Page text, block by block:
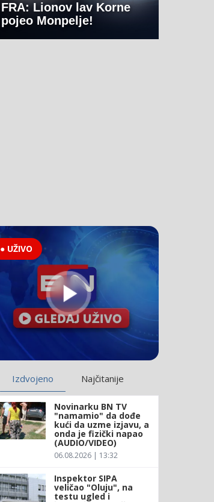
FRA: Lionov lav Korne
pojeo Monpelje!
● UŽIVO
Izdvojeno Najčitanije
Novinarku BN TV
"namamio" da dođe
kući da uzme izjavu, a
onda je fizički napao
(AUDIO/VIDEO)
06.08.2026 | 13:32
Inspektor SIPA
veličao "Oluju", na
testu ugled i